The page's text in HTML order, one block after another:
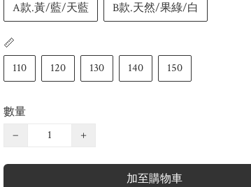
A款.黃/藍/天藍
B款.天然/果綠/白
📏
110
120 130 140 150
數量
−
+
加至購物車